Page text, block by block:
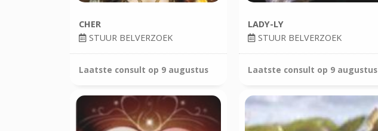
CHER
STUUR BELVERZOEK
Laatste consult op 9 augustus
LADY-LY
STUUR BELVERZOEK
Laatste consult op 9 augustus